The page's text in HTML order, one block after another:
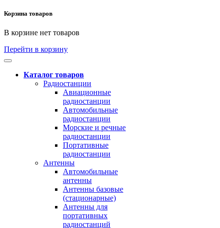
Корзина товаров
В корзине нет товаров
Перейти в корзину
Каталог товаров
Радиостанции
Авиационные
радиостанции
Автомобильные
радиостанции
Морские и речные
радиостанции
Портативные
радиостанции
Антенны
Автомобильные
антенны
Антенны базовые
(стационарные)
Антенны для
портативных
радиостанций